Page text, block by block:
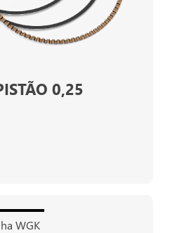
0,25
WGK